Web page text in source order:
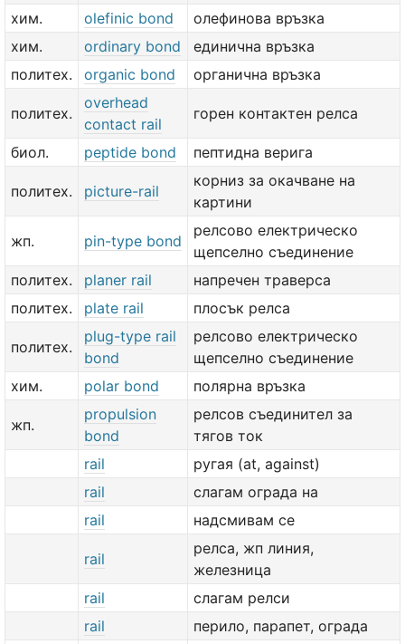
хим. olefinic bond
олефинова връзка
хим.
ordinary bond
единична връзка
политех.
organic bond органична връзка
политех.
overhead
contact rail
горен контактен релса
биол. peptide bond пептидна верига
политех. picture-rail
корниз за окачване на
картини
жп. pin-type bond
релсово електрическо
щепселно съединение
политех.
planer rail
напречен траверса
политех.
plate rail плосък релса
политех.
plug-type rail
bond
релсово електрическо
щепселно съединение
хим.
polar bond полярна връзка
жп.
propulsion
bond
релсов съединител за
тягов ток
rail
ругая (at, against)
rail
слагам ограда на
rail
надсмивам се
rail
релса, жп линия,
железница
rail
слагам релcи
rail
перило, парапет, ограда